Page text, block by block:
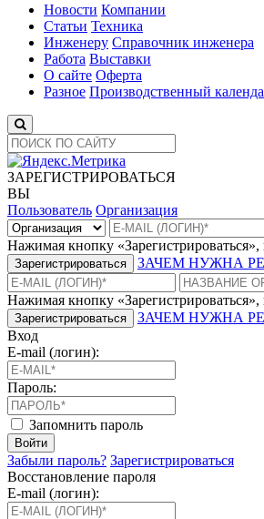
Новости Компании
Статьи Техника
Инженеру Справочник инженера
Работа Выставки
О сайте Оферта
Разное Производственный
ЗАРЕГИСТРИРОВАТЬСЯ
ВЫ
Пользователь Организация
Нажимая кнопку «Зарегистрироваться»,
Зарегистрироваться ЗАЧЕМ НУЖНА
Нажимая кнопку «Зарегистрироваться»,
Зарегистрироваться
ЗАЧЕМ НУЖНА
Вход
E-mail (логин):
Пароль:
Запомнить пароль
Войти
Забыли пароль? Зарегистрироваться
Восстановление пароля
E-mail (логин):